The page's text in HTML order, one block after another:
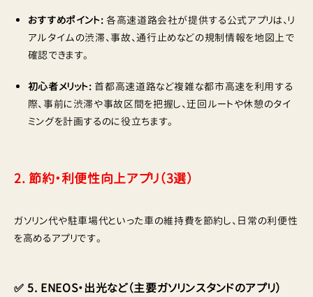
おすすめポイント: 各高速道路会社が提供する公式アプリは、リ
アルタイムの渋滞、事故、通行止めなどの規制情報を地図上で
確認できます。
初心者メリット: 首都高速道路など複雑な都市高速を利用する
際、事前に渋滞や事故区間を把握し、迂回ルートや休憩のタイ
ミングを計画するのに役立ちます。
2. 節約・利便性向上アプリ（3選）
ガソリン代や駐車場代といった車の維持費を節約し、日常の利便性
を高めるアプリです。
✅ 5. ENEOS・出光など（主要ガソリンスタンドのアプリ）